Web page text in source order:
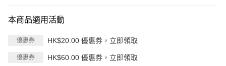
本商品適用活動
優惠券 HK$20.00 優惠券，立即領取
優惠券 HK$60.00 優惠券，立即領取